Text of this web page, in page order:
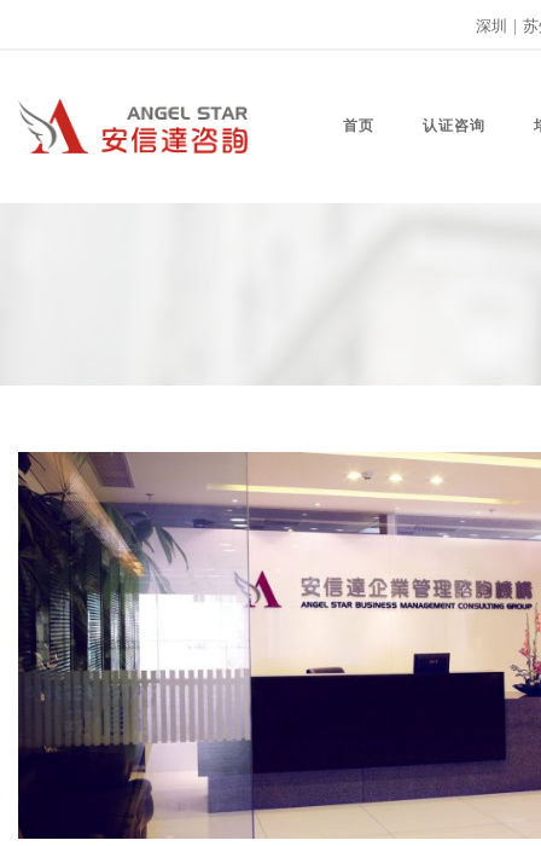
深圳 |
首页 认证咨询